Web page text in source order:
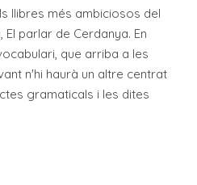
llibres més ambiciosos del
parlar de Cerdanya. En
que arriba a les
n'hi haurà un altre centrat
gramaticals i les dites